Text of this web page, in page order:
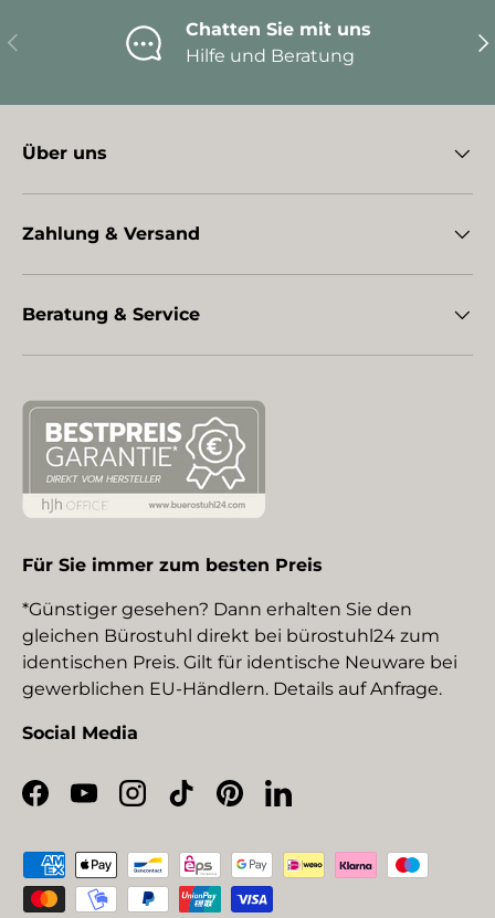
Vorherige
Chatten Sie mit uns
Hilfe und Beratung
Über uns
Zahlung & Versand
Beratung & Service
Für Sie immer zum besten Preis
*Günstiger gesehen? Dann erhalten Sie den
gleichen Bürostuhl direkt bei bürostuhl24 zum
identischen Preis. Gilt für identische Neuware bei
gewerblichen EU-Händlern. Details auf Anfrage.
Social Media
Facebook
YouTubeInstagram
TikTokPinterestLinkedIn
Zahlungsmethoden